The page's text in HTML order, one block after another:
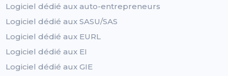
Logiciel dédié aux auto-entrepreneurs
Logiciel dédié aux SASU/SAS
Logiciel dédié aux EURL
Logiciel dédié aux EI
Logiciel dédié aux GIE